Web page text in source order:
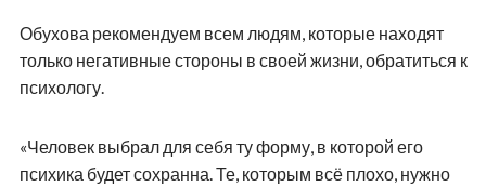
Обухова рекомендуем всем людям, которые находят
только негативные стороны в своей жизни, обратиться к
психологу.
«Человек выбрал для себя ту форму, в которой его
психика будет сохранна. Те, которым всё плохо, нужно